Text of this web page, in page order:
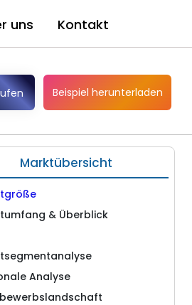
uns Kontakt
Beispiel herunterladen
Marktübersicht
& Überblick
Analyse